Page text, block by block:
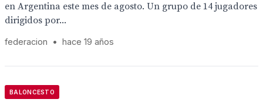
en Argentina este mes de agosto. Un grupo de 14 jugadores
dirigidos por...
federacion • hace 19 años
BALONCESTO